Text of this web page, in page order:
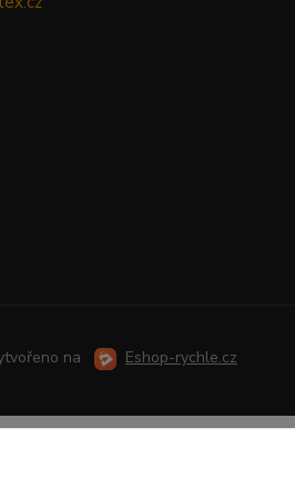
na Eshop-rychle.cz